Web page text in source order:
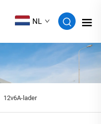
NL
12v6A-lader